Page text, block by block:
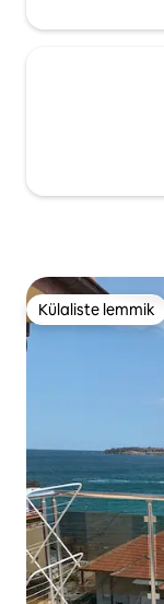
Külaliste lemmik
Külaliste lemmik